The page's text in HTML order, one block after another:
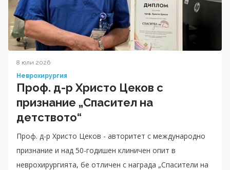
8 юли 2026
Неврохирургия
Проф. д-р Христо Цеков с
признание „Спасител на
детството“
Проф. д-р Христо Цеков - авторитет с международно
признание и над 50-годишен клиничен опит в
неврохирургията, бе отличен с награда „Спасители на